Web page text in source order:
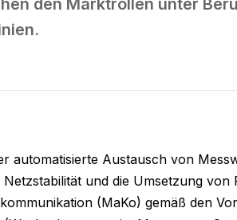
automatisierte Austausch von
Netzstabilität und die Umsetzung
(MaKo) gemäß den